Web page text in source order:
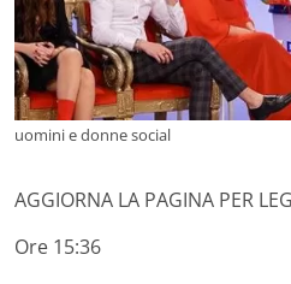
uomini e donne social
AGGIORNA LA PAGINA PER
Ore 15:36